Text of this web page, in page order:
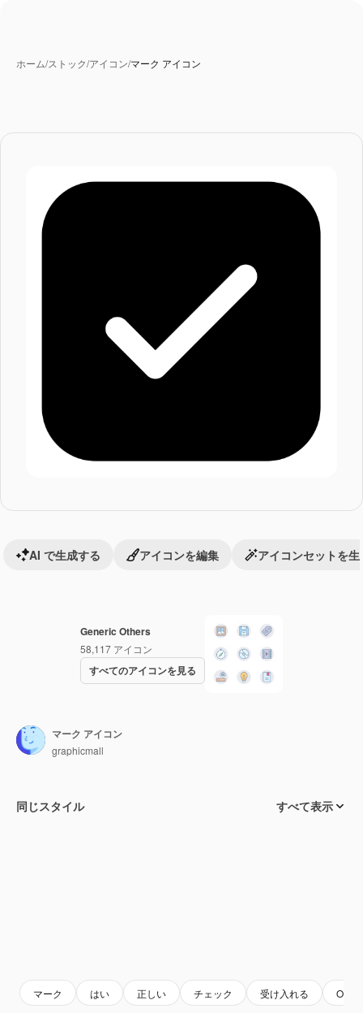
ホーム/ストック/アイコン/マーク アイコン
Generic Others
58,117 アイコン
すべてのアイコンを見る
AI で生成する アイコンを編集 アイコンセットを生
マーク アイコン
graphicmall
同じスタイル すべて表示
マーク はい 正しい チェック 受け入れる OK